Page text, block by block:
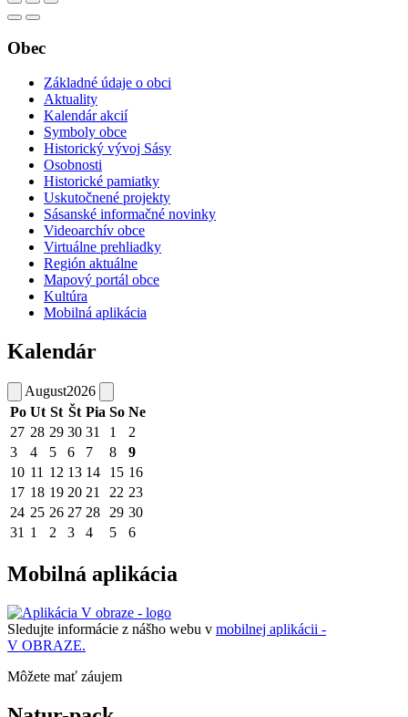
Obec
Základné údaje o obci
Aktuality
Kalendár akcií
Symboly obce
Historický vývoj Sásy
Osobnosti
Historické pamiatky
Uskutočnené projekty
Sásanské informačné novinky
Videoarchív obce
Virtuálne prehliadky
Región aktuálne
Mapový portál obce
Kultúra
Mobilná aplikácia
Kalendár
August2026
Po Ut St Št Pia So Ne
27 28 29 30 31 1
2
3
4 5 6 7 8
9
10 11 12 13 14 15 16
17 18 19 20 21 22 23
24 25 26 27 28 29 30
31 1 2 3 4 5 6
Mobilná aplikácia
Sledujte informácie z nášho webu v mobilnej aplikácii -
V OBRAZE.
Môžete mať záujem